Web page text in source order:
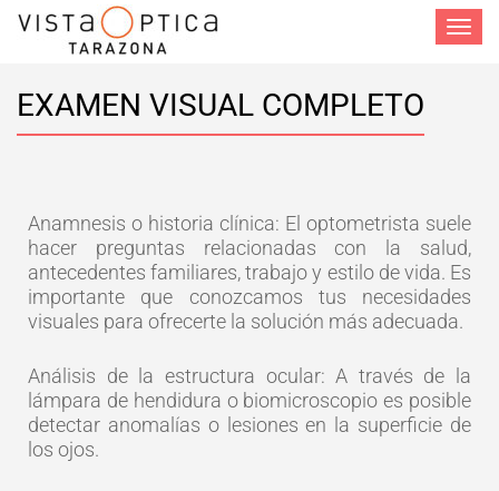
Toggle
EXAMEN VISUAL COMPLETO
Anamnesis o historia clínica: El optometrista suele
hacer preguntas relacionadas con la salud,
antecedentes familiares, trabajo y estilo de vida. Es
importante que conozcamos tus necesidades
visuales para ofrecerte la solución más adecuada.
Análisis de la estructura ocular: A través de la
lámpara de hendidura o biomicroscopio es posible
detectar anomalías o lesiones en la superficie de
los ojos.